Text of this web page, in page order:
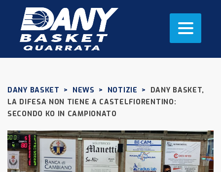
DANY BASKET > NEWS > NOTIZIE >
DANY BASKET,
LA DIFESA NON TIENE A CASTELFIORENTINO:
SECONDO KO IN CAMPIONATO